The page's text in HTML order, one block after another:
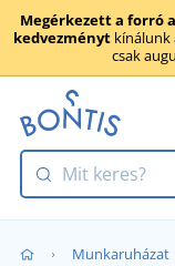
Megérkezett a forró
kedvezményt kínálunk
csak
Munkaruházat